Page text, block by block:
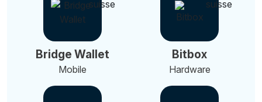
Bridge Wallet
Mobile
Bitbox
Hardware